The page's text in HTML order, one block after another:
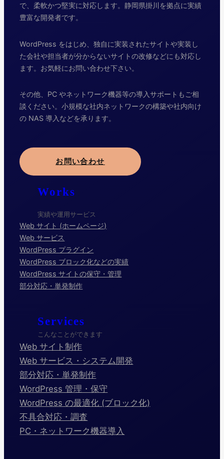
で、柔軟かつ堅実に対応します。静岡県掛川を拠点に実績
豊富な開発者です。
WordPress をはじめ、独自に実装されたサイトや実装し
た会社や担当者が分からないサイトの改修などにも対応し
ます。お気軽にお問い合わせ下さい。
その他、PC やネットワーク機器等の導入サポートもご相
談ください。小規模な社内ネットワークの構築や社内向け
の NAS 導入などを承ります。
お問い合わせ
Works
実績や運用サービス
Web サイト (ホームページ)
Web サービス
WordPress プラグイン
WordPress ブロック化などの実績
WordPress サイトの保守・管理
部分対応・単発制作
Services
こんなことができます
Web サイト制作
Web サービス・システム開発
部分対応・単発制作
WordPress 管理・保守
WordPress の最適化 (ブロック化)
不具合対応・調査
PC・ネットワーク機器導入